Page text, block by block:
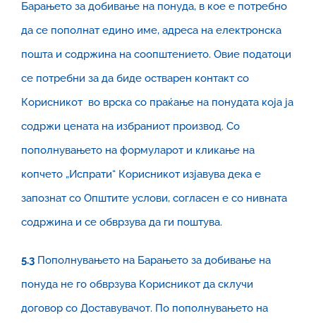
Барањето за добивање на понуда, в кое е потребно
да се пополнат едино име, адреса на електронска
пошта и содржина на соопштението. Овие податоци
се потребни за да биде остварен контакт со
Корисникот во врска со праќање на понудата која ја
содржи цената на избраниот производ. Со
пополнувањето на формуларот и кликање на
копчето „Испрати“ Корисникот изјавува дека е
запознат со Општите услови, согласен е со нивната
содржина и се обврзува да ги поштува.
5.3 Пополнувањето на Барањето за добивање на
понуда не го обврзува Корисникот да склучи
договор со Доставувачот. По пополнувањето на